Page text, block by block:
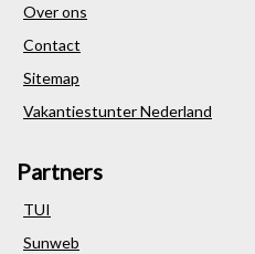
Over ons
Contact
Sitemap
Vakantiestunter Nederland
Partners
TUI
Sunweb